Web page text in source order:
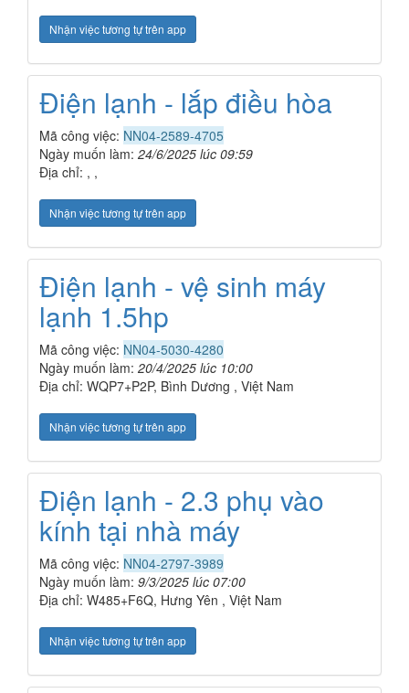
Nhận việc tương tự trên app
Điện lạnh - lắp điều hòa
Mã công việc: NN04-2589-4705
Ngày muốn làm: 24/6/2025 lúc 09:59
Địa chỉ: , ,
Nhận việc tương tự trên app
Điện lạnh - vệ sinh máy
lạnh 1.5hp
Mã công việc: NN04-5030-4280
Ngày muốn làm: 20/4/2025 lúc 10:00
Địa chỉ: WQP7+P2P, Bình Dương , Việt Nam
Nhận việc tương tự trên app
Điện lạnh - 2.3 phụ vào
kính tại nhà máy
Mã công việc: NN04-2797-3989
Ngày muốn làm: 9/3/2025 lúc 07:00
Địa chỉ: W485+F6Q, Hưng Yên , Việt Nam
Nhận việc tương tự trên app